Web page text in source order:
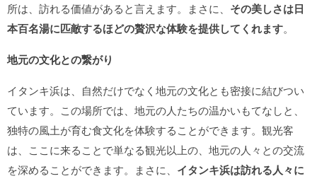
所は、訪れる価値があると言えます。まさに、 その美しさは日
本百名湯に匹敵するほどの贅沢な体験を提供してくれます。
地元の文化との繋がり
イタンキ浜は、自然だけでなく地元の文化とも密接に結びつい
ています。この場所では、地元の人たちの温かいもてなしと、
独特の風土が育む食文化を体験することができます。観光客
は、ここに来ることで単なる観光以上の、地元の人々との交流
を深めることができます。まさに、 イタンキ浜は訪れる人々に